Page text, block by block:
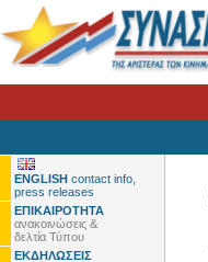
ENGLISH contact info,
press releases
ΕΠΙΚΑΙΡΟΤΗΤΑ
ανακοινώσεις &
δελτία Τύπου
ΕΚΔΗΛΩΣΕΙΣ